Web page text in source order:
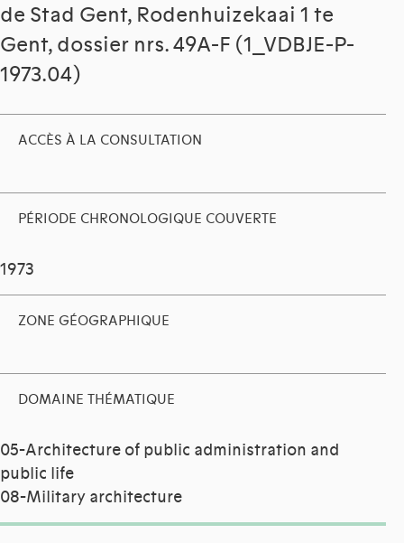
de Stad Gent, Rodenhuizekaai 1 te
Gent, dossier nrs. 49A-F (1_VDBJE-P-
1973.04)
ACCÈS À LA CONSULTATION
PÉRIODE CHRONOLOGIQUE COUVERTE
1973
ZONE GÉOGRAPHIQUE
DOMAINE THÉMATIQUE
05-Architecture of public administration and
public life
08-Military architecture